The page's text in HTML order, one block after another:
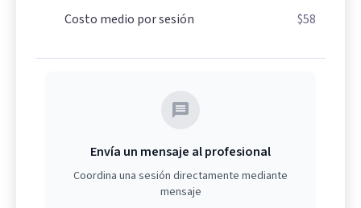
Costo medio por sesión
$58
Envía un mensaje al profesional
Coordina una sesión directamente mediante
mensaje